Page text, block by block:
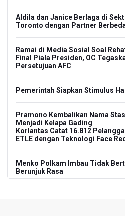
Aldila dan Janice Berlaga di
Toronto dengan Partner
Ramai di Media Sosial Soal
Final Piala Presiden, OC
Persetujuan AFC
Pemerintah Siapkan Stimulus
Pramono Kembalikan Nama
Menjadi Kelapa Gading
Korlantas Catat 16.812
ETLE dengan Teknologi Face
Menko Polkam Imbau Tidak
Berunjuk Rasa